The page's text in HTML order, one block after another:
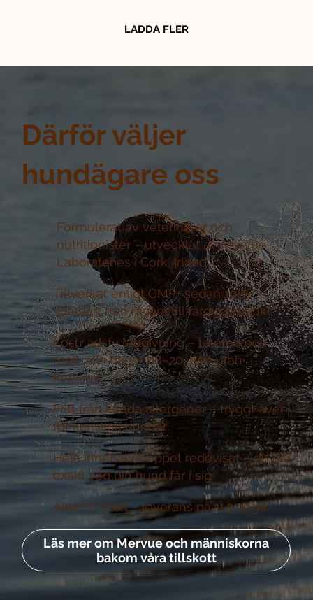
Därför väljer
hundägare oss
Formulerat av veterinärer och
nutritionister –utvecklat av Mervue
Laboratories i Cork, Irland
Tillverkat enligt GMP+ sedan 1986 –
spårbart från råvara till färdig produkt
Kostnadsfri rådgivning –telefon och
mejl, alla dagar 08–20, helt utan
köpkrav
Läs mer om Mervue och människorna
bakom våra tillskott
Fritt från kända allergener –tryggt även
för känsliga hundar
Hela innehållet öppet redovisat –du ser
exakt vad din hund får i sig
Alltid fri frakt –leverans på 1–3 dagar
LADDA FLER